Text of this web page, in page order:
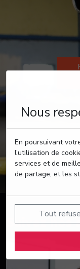
Nous
En poursuivant
l’utilisation de
services et de
de partage, et les
Tout
Suivez